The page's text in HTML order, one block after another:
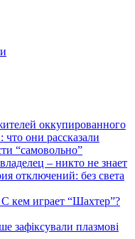
оккупированного
они рассказали
“самовольно”
– никто не знает
отключений: без света
кем играет “Шахтер”?
зафіксували плазмові